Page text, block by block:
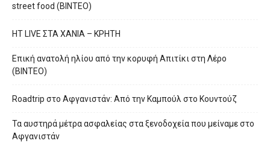
street food (ΒΙΝΤΕΟ)
HT LIVE ΣΤΑ ΧΑΝΙΑ – ΚΡΗΤΗ
Επική ανατολή ηλίου από την κορυφή Απιτίκι στη Λέρο
(ΒΙΝΤΕΟ)
Roadtrip στο Αφγανιστάν: Από την Καμπούλ στο Κουντούζ
Τα αυστηρά μέτρα ασφαλείας στα ξενοδοχεία που μείναμε στο
Αφγανιστάν